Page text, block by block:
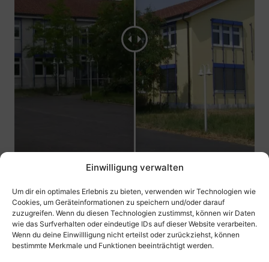
Einwilligung verwalten
Um dir ein optimales Erlebnis zu bieten, verwenden wir Technologien wie
Cookies, um Geräteinformationen zu speichern und/oder darauf
zuzugreifen. Wenn du diesen Technologien zustimmst, können wir Daten
wie das Surfverhalten oder eindeutige IDs auf dieser Website verarbeiten.
Wenn du deine Einwillligung nicht erteilst oder zurückziehst, können
bestimmte Merkmale und Funktionen beeinträchtigt werden.